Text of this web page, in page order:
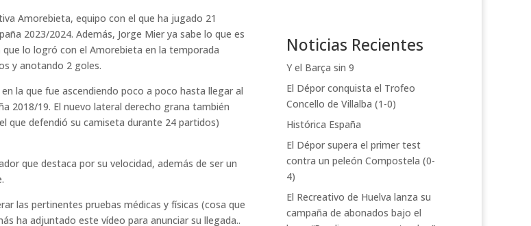
Amorebieta, equipo con el que ha jugado 21
2023/2024. Además, Jorge Mier ya sabe lo que es
lo logró con el Amorebieta en la temporada
y anotando 2 goles.
la que fue ascendiendo poco a poco hasta llegar al
2018/19. El nuevo lateral derecho grana también
que defendió su camiseta durante 24 partidos)
que destaca por su velocidad, además de ser un
las pertinentes pruebas médicas y físicas (cosa que
ha adjuntado este vídeo para anunciar su llegada..
Noticias Recientes
Y el Barça sin 9
El Dépor conquista el Trofeo
Concello de Villalba (1-0)
Histórica España
El Dépor supera el primer test
contra un peleón Compostela (0-
4)
El Recreativo de Huelva lanza su
campaña de abonados bajo el